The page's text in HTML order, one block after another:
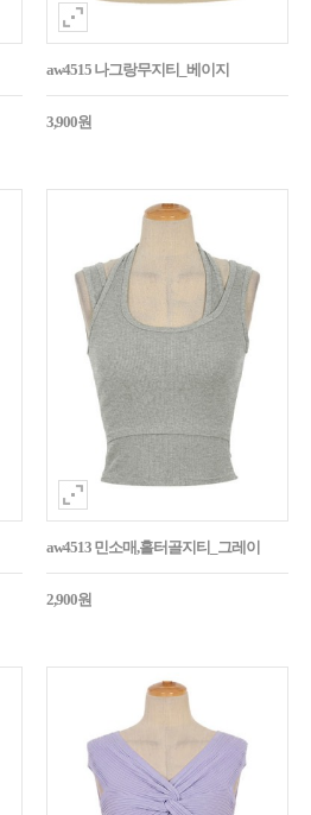
aw4515 나그랑무지티_베이지
3,900원
aw4513 민소매,홀터골지티_그레이
2,900원